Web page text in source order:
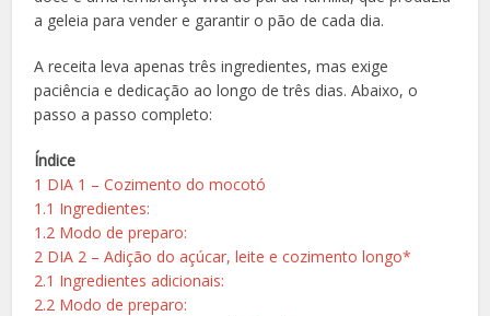
a geleia para vender e garantir o pão de cada dia.
A receita leva apenas três ingredientes, mas exige
paciência e dedicação ao longo de três dias. Abaixo, o
passo a passo completo:
Índice
1 DIA 1 – Cozimento do mocotó
1.1 Ingredientes:
1.2 Modo de preparo:
2 DIA 2 – Adição do açúcar, leite e cozimento longo*
2.1 Ingredientes adicionais:
2.2 Modo de preparo: